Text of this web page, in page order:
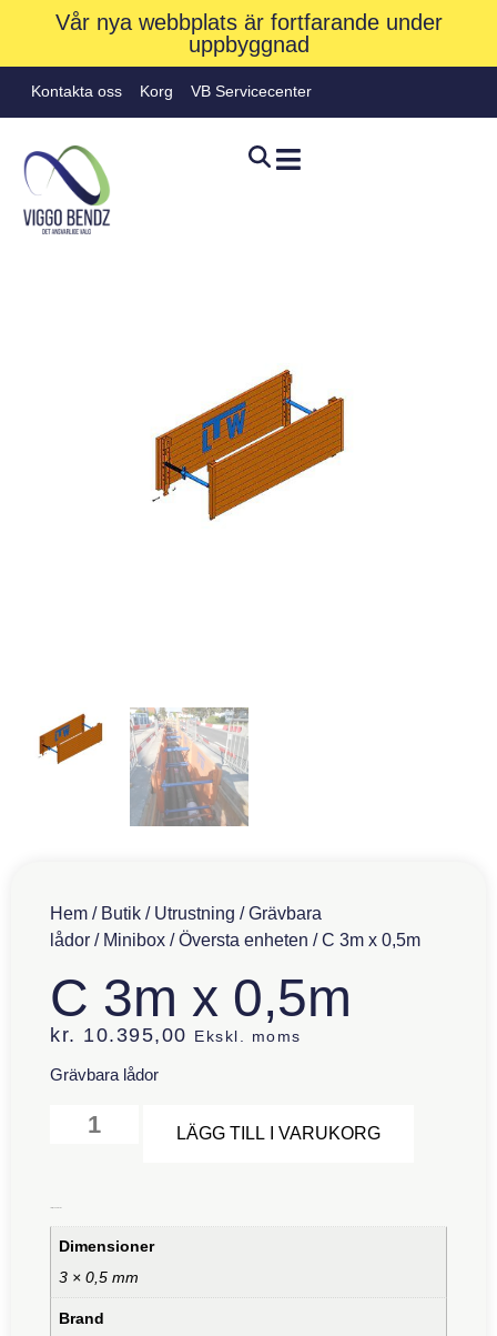
Vår nya webbplats är fortfarande under
uppbyggnad
Kontakta oss Korg VB Servicecenter
Hem / Butik / Utrustning /Grävbara
lådor / Minibox /Översta enheten / C 3m x 0,5m
C 3m x 0,5m
kr. 10.395,00 Ekskl. moms
Grävbara lådor
LÄGG TILL I VARUKORG
Dimensioner
3 × 0,5 mm
Brand